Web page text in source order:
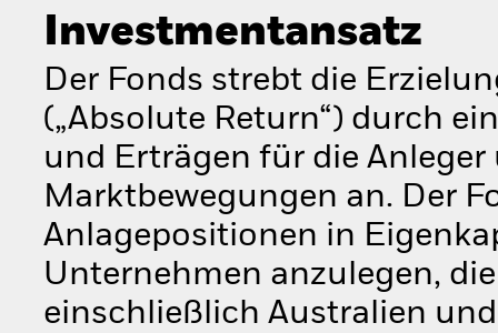
Investmentansatz
Der Fonds strebt die
(„Absolute Return“) durch
und Erträgen für die
Marktbewegungen an. Der
Anlagepositionen in
Unternehmen anzulegen,
einschließlich Australien